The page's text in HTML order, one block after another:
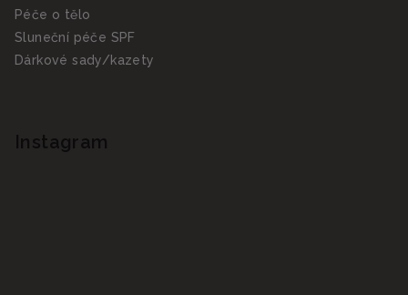
Péče o tělo
Sluneční péče SPF
Dárkové sady/kazety
Instagram